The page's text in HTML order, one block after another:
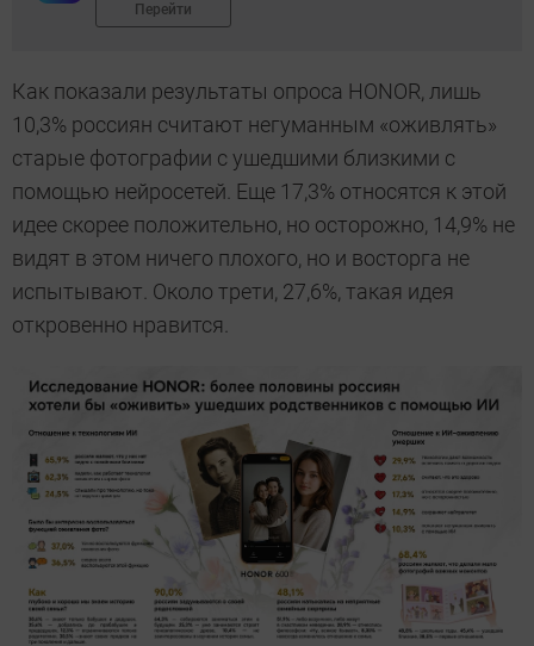
Перейти
Как показали результаты опроса HONOR, лишь
10,3% россиян считают негуманным «оживлять»
старые фотографии с ушедшими близкими с
помощью нейросетей. Еще 17,3% относятся к этой
идее скорее положительно, но осторожно, 14,9% не
видят в этом ничего плохого, но и восторга не
испытывают. Около трети, 27,6%, такая идея
откровенно нравится.